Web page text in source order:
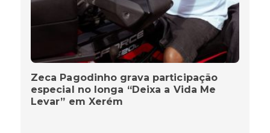
Zeca Pagodinho grava participação
especial no longa “Deixa a Vida Me
Levar” em Xerém